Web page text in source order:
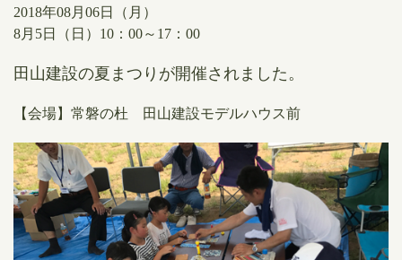
2018年08月06日（月）
8月5日（日）10：00～17：00
田山建設の夏まつりが開催されました。
【会場】常磐の杜 田山建設モデルハウス前